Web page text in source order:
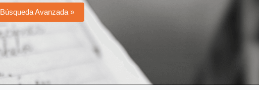
Búsqueda Avanzada »